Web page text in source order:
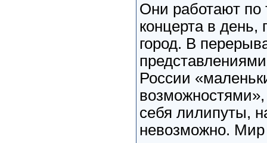
Они работают по
концерта в день,
город. В
России
себя лилипуты,
невозможно.